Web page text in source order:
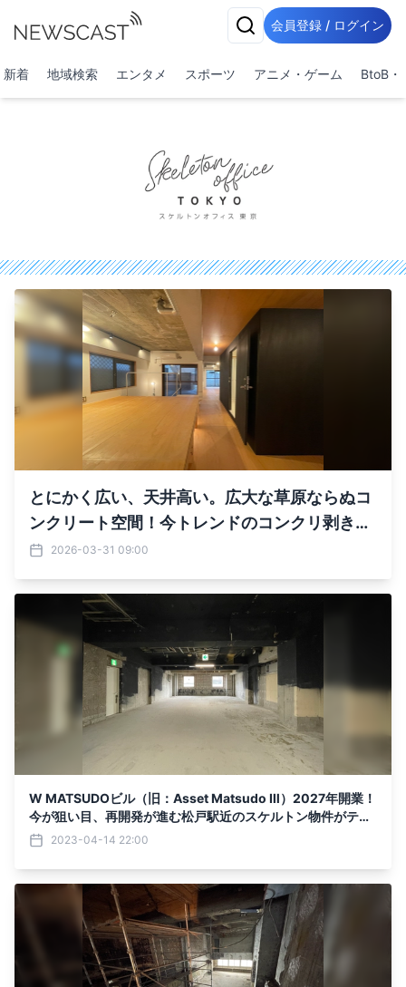
会員登録 / ログイン
新着 地域検索 エンタメ スポーツ アニメ・ゲーム BtoB・
とにかく広い、天井高い。広大な草原ならぬコ
ンクリート空間！今トレンドのコンクリ剥き出
しスケルトンオフィスが登場！
2026-03-31 09:00
W MATSUDOビル（旧：Asset Matsudo Ⅲ）2027年開業！
今が狙い目、再開発が進む松戸駅近のスケルトン物件がテナ
ント募集開始
2023-04-14 22:00